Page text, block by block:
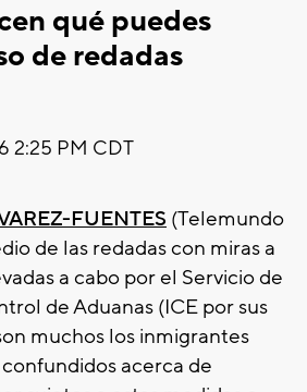
qué puedes
de redadas
2:25 PM CDT
FUENTES (Telemundo
de las redadas con miras a
a cabo por el Servicio de
de Aduanas (ICE por sus
muchos los inmigrantes
acerca de